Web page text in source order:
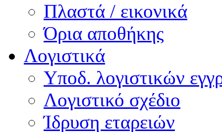
Πλαστά / εικονικά
Όρια αποθήκης
Λογιστικά
Υποδ. λογιστικών
Λογιστικό σχέδιο
Ίδρυση εταρειών